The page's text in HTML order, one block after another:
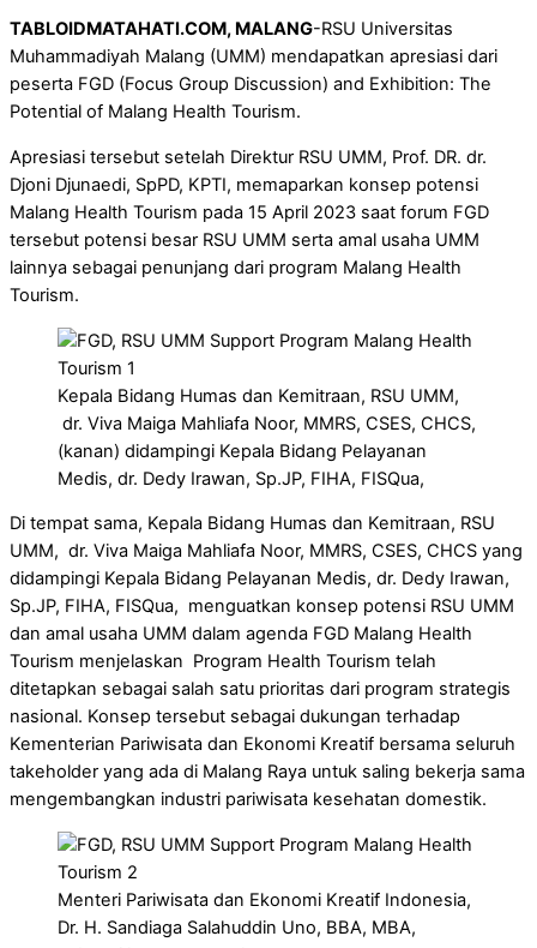
TABLOIDMATAHATI.COM, MALANG-RSU Universitas
Muhammadiyah Malang (UMM) mendapatkan apresiasi dari
peserta FGD (Focus Group Discussion) and Exhibition: The
Potential of Malang Health Tourism.
Apresiasi tersebut setelah Direktur RSU UMM, Prof. DR. dr.
Djoni Djunaedi, SpPD, KPTI, memaparkan konsep potensi
Malang Health Tourism pada 15 April 2023 saat forum FGD
tersebut potensi besar RSU UMM serta amal usaha UMM
lainnya sebagai penunjang dari program Malang Health
Tourism.
Kepala Bidang Humas dan Kemitraan, RSU UMM,
dr. Viva Maiga Mahliafa Noor, MMRS, CSES, CHCS,
(kanan) didampingi Kepala Bidang Pelayanan
Medis, dr. Dedy Irawan, Sp.JP, FIHA, FISQua,
Di tempat sama, Kepala Bidang Humas dan Kemitraan, RSU
UMM, dr. Viva Maiga Mahliafa Noor, MMRS, CSES, CHCS yang
didampingi Kepala Bidang Pelayanan Medis, dr. Dedy Irawan,
Sp.JP, FIHA, FISQua, menguatkan konsep potensi RSU UMM
dan amal usaha UMM dalam agenda FGD Malang Health
Tourism menjelaskan Program Health Tourism telah
ditetapkan sebagai salah satu prioritas dari program strategis
nasional. Konsep tersebut sebagai dukungan terhadap
Kementerian Pariwisata dan Ekonomi Kreatif bersama seluruh
takeholder yang ada di Malang Raya untuk saling bekerja sama
mengembangkan industri pariwisata kesehatan domestik.
Menteri Pariwisata dan Ekonomi Kreatif Indonesia,
Dr. H. Sandiaga Salahuddin Uno, BBA, MBA,